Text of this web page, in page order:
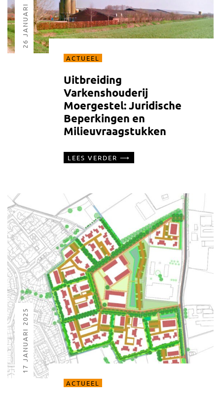
26 JANUARI 2025
ACTUEEL
Uitbreiding
Varkenshouderij
Moergestel: Juridische
Beperkingen en
Milieuvraagstukken
LEES VERDER
17 JANUARI 2025
ACTUEEL